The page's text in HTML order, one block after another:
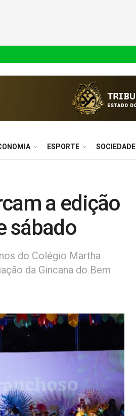
ESPORTE SOCIEDADE
a edição
sábado
do Colégio Martha
da Gincana do Bem